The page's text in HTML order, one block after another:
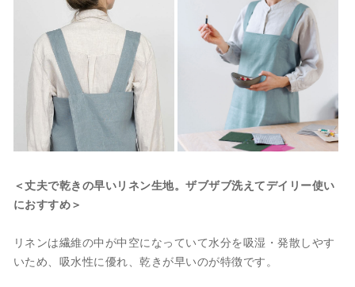
＜丈夫で乾きの早いリネン生地。ザブザブ洗えてデイリー使い
におすすめ＞
リネンは繊維の中が中空になっていて水分を吸湿・発散しやす
いため、吸水性に優れ、乾きが早いのが特徴です。